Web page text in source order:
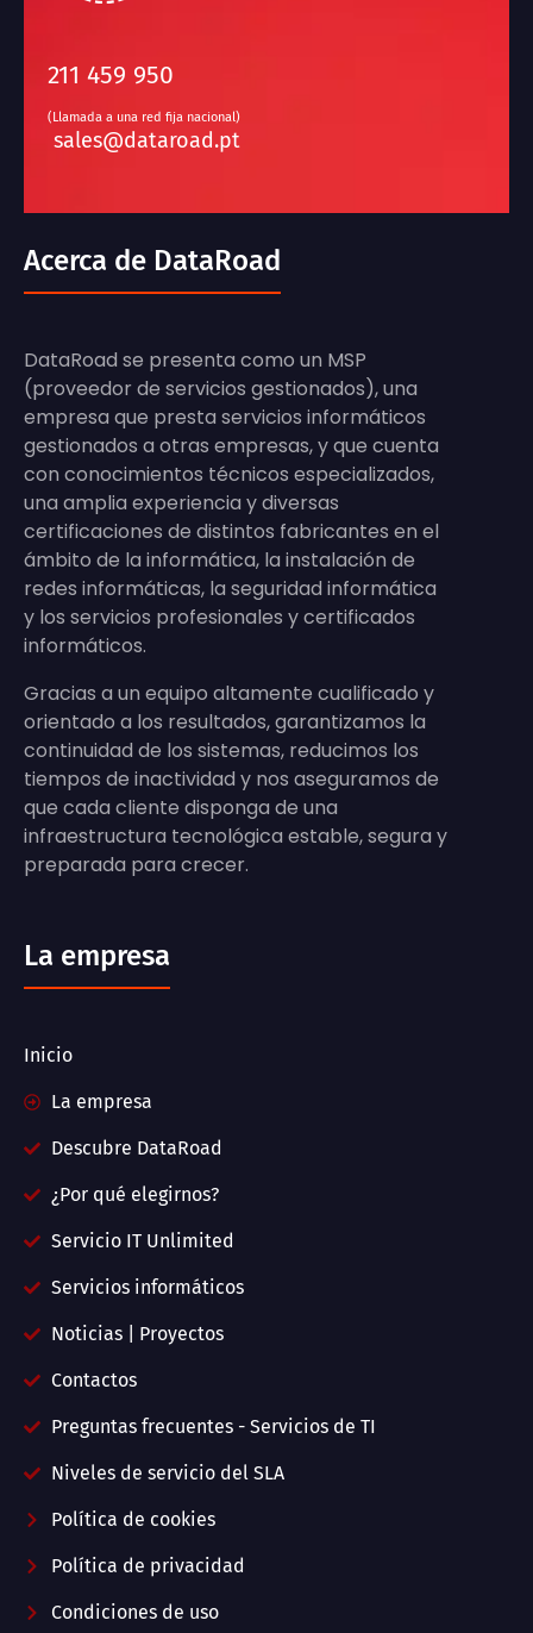
211 459 950
(Llamada a una red fija nacional)
sales@dataroad.pt
Acerca de DataRoad
DataRoad se presenta como un MSP
(proveedor de servicios gestionados), una
empresa que presta servicios informáticos
gestionados a otras empresas, y que cuenta
con conocimientos técnicos especializados,
una amplia experiencia y diversas
certificaciones de distintos fabricantes en el
ámbito de la informática, la instalación de
redes informáticas, la seguridad informática
y los servicios profesionales y certificados
informáticos.
Gracias a un equipo altamente cualificado y
orientado a los resultados, garantizamos la
continuidad de los sistemas, reducimos los
tiempos de inactividad y nos aseguramos de
que cada cliente disponga de una
infraestructura tecnológica estable, segura y
preparada para crecer.
La empresa
Inicio
La empresa
Descubre DataRoad
¿Por qué elegirnos?
Servicio IT Unlimited
Servicios informáticos
Noticias | Proyectos
Contactos
Preguntas frecuentes - Servicios de TI
Niveles de servicio del SLA
Política de cookies
Política de privacidad
Condiciones de uso